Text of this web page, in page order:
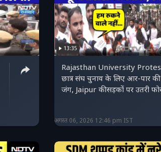
13:35
Rajasthan University
छात्र संघ चुनाव के लिए आर-पार की
जंग, Jaipur की सड़कों पर उतरी
अगस्त 06, 2026 12:46 pm IST